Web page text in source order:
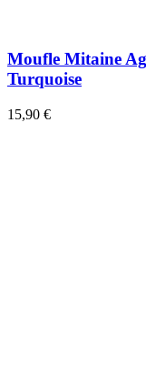
Moufle Mitaine
Turquoise
15,90 €